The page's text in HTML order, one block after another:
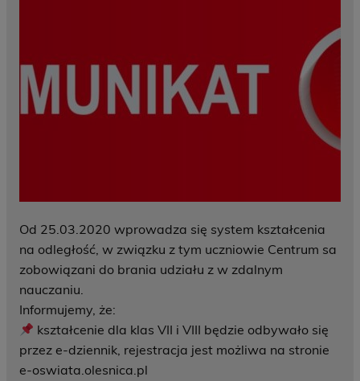
Od 25.03.2020 wprowadza się system kształcenia
na odległość, w związku z tym uczniowie Centrum sa
zobowiązani do brania udziału z w zdalnym
nauczaniu.
Informujemy, że:
kształcenie dla klas VII i VIII będzie odbywało się
przez e-dziennik, rejestracja jest możliwa na stronie
e-oswiata.olesnica.pl